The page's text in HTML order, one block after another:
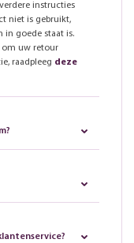
instructies
niet is gebruikt,
in goede staat is.
om uw retour
raadpleeg deze